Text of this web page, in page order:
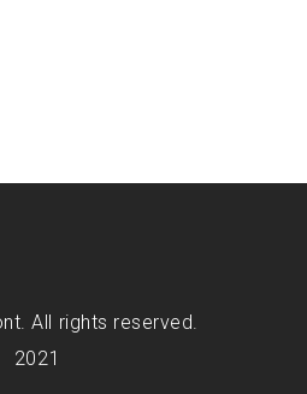
All rights reserved.
2021